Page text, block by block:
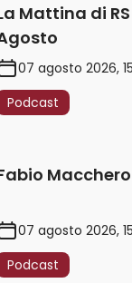
Mattina di
07 agosto 2026,
Podcast
07 agosto 2026,
Podcast